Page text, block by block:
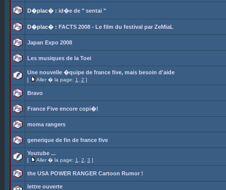
D�plac� : id�e de " sentai "
D�plac� : FACTS 2008 - Le film du festival par ZeMiaL
Japan Expo 2008
Les musiques de la Toei
Une nouvelle �quipe de france five, mais besoin d'aide
[ Aller � la page: 1 2 ]
Bravo
France Five encore copi�!
moma rangers
generique de fin de france five
Youtube ...
[ Aller � la page: 1 2 3 ]
the USA POWER RANGER Cartoon Rumor !
lettre ouverte